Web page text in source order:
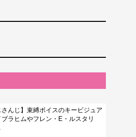
さんじ】束縛ボイスのキービジュア
ブラヒムやフレン・E・ルスタリ